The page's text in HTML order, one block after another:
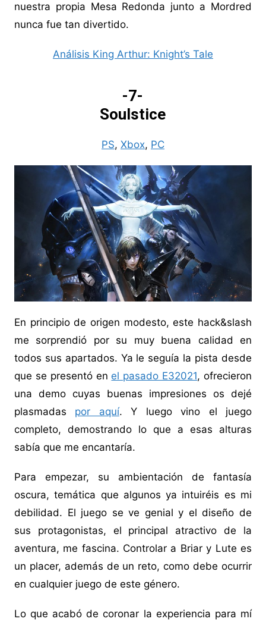
nuestra propia Mesa Redonda junto a Mordred
nunca fue tan divertido.
Análisis King Arthur: Knight’s Tale
-7-
Soulstice
PS, Xbox, PC
En principio de origen modesto, este hack&slash
me sorprendió por su muy buena calidad en
todos sus apartados. Ya le seguía la pista desde
que se presentó en el pasado E32021, ofrecieron
una demo cuyas buenas impresiones os dejé
plasmadas por aquí. Y luego vino el juego
completo, demostrando lo que a esas alturas
sabía que me encantaría.
Para empezar, su ambientación de fantasía
oscura, temática que algunos ya intuiréis es mi
debilidad. El juego se ve genial y el diseño de
sus protagonistas, el principal atractivo de la
aventura, me fascina. Controlar a Briar y Lute es
un placer, además de un reto, como debe ocurrir
en cualquier juego de este género.
Lo que acabó de coronar la experiencia para mí